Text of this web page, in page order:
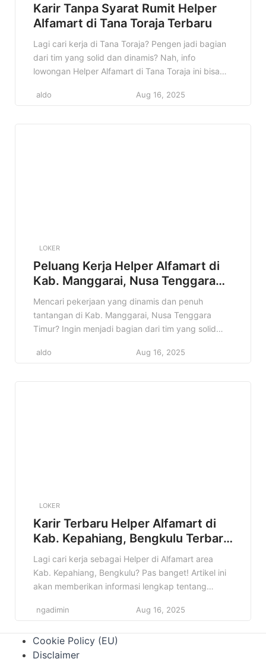
Karir Tanpa Syarat Rumit Helper
Alfamart di Tana Toraja Terbaru
Lagi cari kerja di Tana Toraja? Pengen jadi bagian
dari tim yang solid dan dinamis? Nah, info
lowongan Helper Alfamart di Tana Toraja ini bisa
jaringan minimarket terbesar di Indonesia, lagi
aldo Aug 16, 2025
LOKER
Peluang Kerja Helper Alfamart di
Kab. Manggarai, Nusa Tenggara
Timur Terbaru Tahun 2025
Mencari pekerjaan yang dinamis dan penuh
tantangan di Kab. Manggarai, Nusa Tenggara
Timur? Ingin menjadi bagian dari tim yang solid
toko? Informasi lowongan Helper Alfamart ini
aldo Aug 16, 2025
LOKER
Karir Terbaru Helper Alfamart di
Kab. Kepahiang, Bengkulu Terbaru
Tahun 2025
Lagi cari kerja sebagai Helper di Alfamart area
Kab. Kepahiang, Bengkulu? Pas banget! Artikel ini
akan memberikan informasi lengkap tentang
sedang kamu cari. Jangan lewatkan kesempatan
banget, apalagi kalau sesuai dengan minat dan
kualifikasi kamu. Nah, di artikel ini, kamu akan
ngadimin Aug 16, 2025
Cookie Policy (EU)
Disclaimer